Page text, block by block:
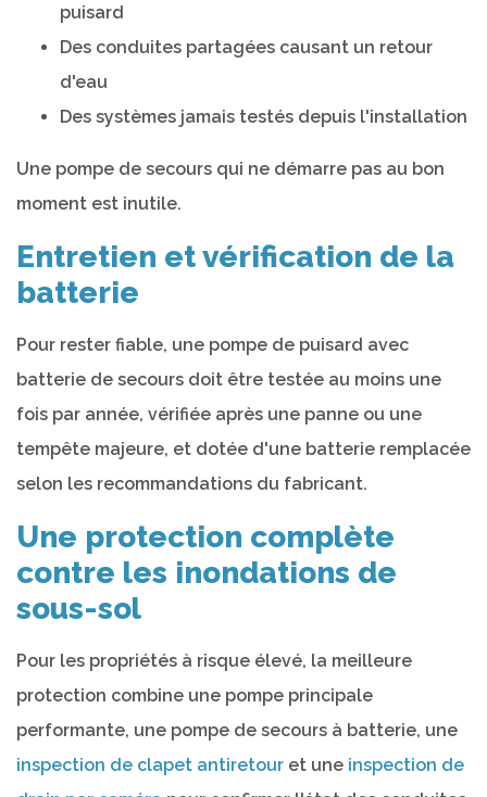
puisard
Des conduites partagées causant un retour
d'eau
Des systèmes jamais testés depuis l'installation
Une pompe de secours qui ne démarre pas au bon
moment est inutile.
Entretien et vérification de la
batterie
Pour rester fiable, une pompe de puisard avec
batterie de secours doit être testée au moins une
fois par année, vérifiée après une panne ou une
tempête majeure, et dotée d'une batterie remplacée
selon les recommandations du fabricant.
Une protection complète
contre les inondations de
sous-sol
Pour les propriétés à risque élevé, la meilleure
protection combine une pompe principale
performante, une pompe de secours à batterie, une
inspection de clapet antiretour et une inspection de